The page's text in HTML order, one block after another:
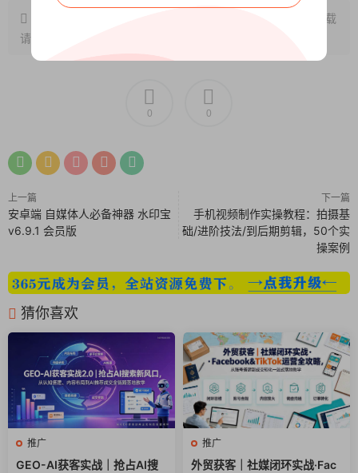
，转载
请注明出处~~~
0 0
上一篇
安卓端 自媒体人必备神器 水印宝
v6.9.1 会员版
下一篇
手机视频制作实操教程：拍摄基
础/进阶技法/到后期剪辑，50个实
操案例
猜你喜欢
推广
GEO-AI获客实战｜抢占AI搜
推广
外贸获客｜社媒闭环实战·Fac